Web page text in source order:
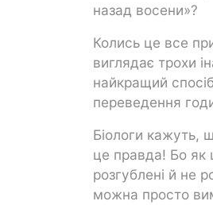
назад восени»?
Колись це все
виглядає трохи
найкращий
переведення
Біологи кажуть,
це правда! Бо як
розгублені й не
можна просто